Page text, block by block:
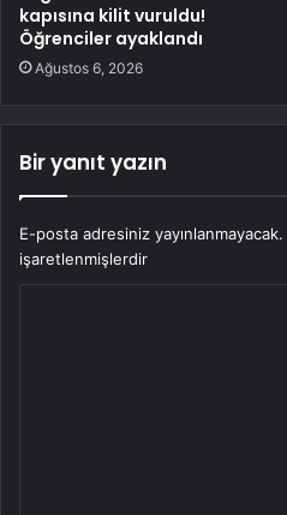
kapısına kilit vuruldu!
Öğrenciler ayaklandı
Ağustos 6, 2026
Bir yanıt yazın
E-posta adresiniz yayınlanmayacak.
işaretlenmişlerdir